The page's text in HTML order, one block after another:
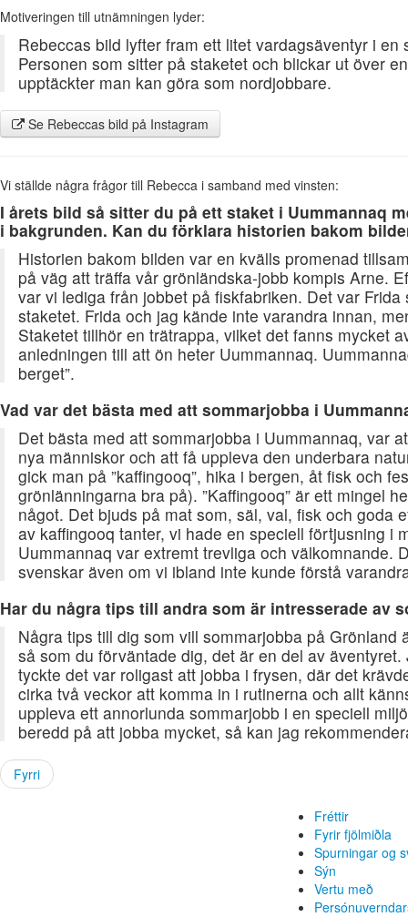
Motiveringen till utnämningen lyder:
Rebeccas bild lyfter fram ett litet vardagsäventyr i en
Personen som sitter på staketet och blickar ut över
upptäckter man kan göra som nordjobbare.
Se Rebeccas bild på Instagram
Vi ställde några frågor till Rebecca i samband med vinsten:
I årets bild så sitter du på ett staket i Uummannaq
i bakgrunden. Kan du förklara historien bakom
Historien bakom bilden var en kvälls promenad
på väg att träffa vår grönländska-jobb kompis Arne.
var vi lediga från jobbet på fiskfabriken. Det var
staketet. Frida och jag kände inte varandra innan,
Staketet tillhör en trätrappa, vilket det fanns mycket
anledningen till att ön heter Uummannaq.
berget”.
Vad var det bästa med att sommarjobba i
Det bästa med att sommarjobba i Uummannaq, var
nya människor och att få uppleva den underbara
gick man på ”kaffingooq”, hika i bergen, åt fisk och
grönlänningarna bra på). ”Kaffingooq” är ett mingel
något. Det bjuds på mat som, säl, val, fisk och goda
av kaffingooq tanter, vi hade en speciell förtjusning i
Uummannaq var extremt trevliga och välkomnande.
svenskar även om vi ibland inte kunde förstå
Har du några tips till andra som är intresserade av
Några tips till dig som vill sommarjobba på Grönland
så som du förväntade dig, det är en del av
tyckte det var roligast att jobba i frysen, där det
cirka två veckor att komma in i rutinerna och allt
uppleva ett annorlunda sommarjobb i en speciell
beredd på att jobba mycket, så kan jag
Fyrri
Fréttir
Fyrir fjölmiðla
Spurningar og
Sýn
Vertu með